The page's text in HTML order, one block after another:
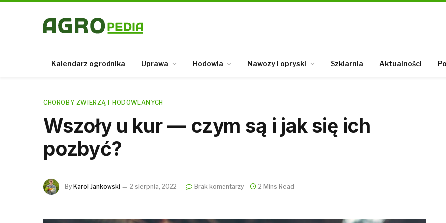
Kalendarz ogrodnika Uprawa Hodowla Nawozy i opryski Szklarnia Aktualności
CHOROBY ZWIERZĄT HODOWLANYCH
Wszoły u kur — czym są i jak się ich
pozbyć?
By Karol Jankowski 2 sierpnia, 2022 Brak komentarzy 2 Mins Read